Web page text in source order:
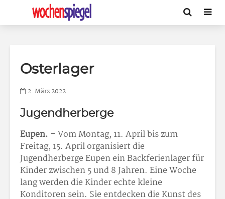
Osterlager
2. März 2022
Jugendherberge
Eupen. – Vom Montag, 11. April bis zum
Freitag, 15. April organisiert die
Jugendherberge Eupen ein Backferienlager für
Kinder zwischen 5 und 8 Jahren. Eine Woche
lang werden die Kinder echte kleine
Konditoren sein. Sie entdecken die Kunst des